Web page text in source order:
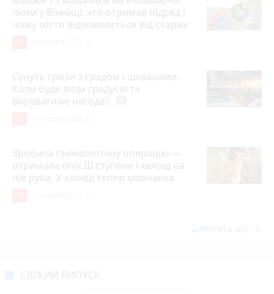
люки у Вінниці: хто отримав підряд і
чому місто відмовляється від старих
Сунуть грози з градом і шквалами.
Коли буде вісім градусів та
вируватиме негода?
Зробила гінекологічну операцію —
отримала опік ІІІ ступеня і келоїд на
пів руки. У клініці тепер мовчанка